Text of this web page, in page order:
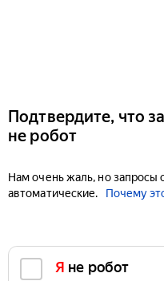
Подтвердите, что
не робот
Нам очень жаль, но запросы
автоматические.
Почему
Я не робот